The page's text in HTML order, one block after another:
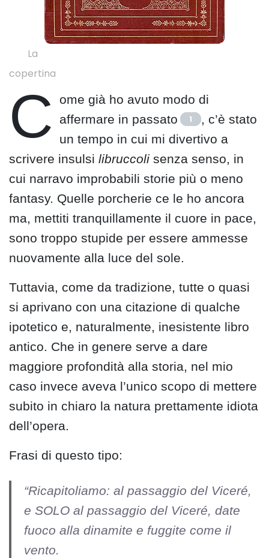
La
copertina
C
ome già ho avuto modo di
affermare in passato
1
, c’è stato
un tempo in cui mi divertivo a
scrivere insulsi libruccoli senza senso, in
cui narravo improbabili storie più o meno
fantasy. Quelle porcherie ce le ho ancora
ma, mettiti tranquillamente il cuore in pace,
sono troppo stupide per essere ammesse
nuovamente alla luce del sole.
Tuttavia, come da tradizione, tutte o quasi
si aprivano con una citazione di qualche
ipotetico e, naturalmente, inesistente libro
antico. Che in genere serve a dare
maggiore profondità alla storia, nel mio
caso invece aveva l’unico scopo di mettere
subito in chiaro la natura prettamente idiota
dell’opera.
Frasi di questo tipo:
“Ricapitoliamo: al passaggio del Viceré,
e SOLO al passaggio del Viceré, date
fuoco alla dinamite e fuggite come il
vento.